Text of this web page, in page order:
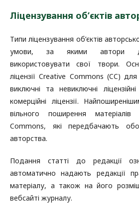
Ліцензування об’єктів
Типи ліцензування об’єктів
умови, за якими автори
використовувати свої твори.
ліцензії Creative Commons (CC)
виключні та невиключні
комерційні ліцензії.
вільного поширення матеріалів
Commons, які передбачають
авторства.
Подання статті до редакції
автоматично надають редакції
матеріалу, а також на його
вебсайті журналу.